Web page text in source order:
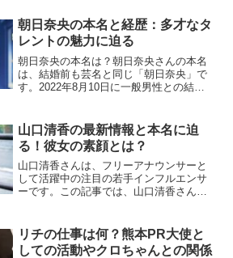
朝日奈央の本名と経歴：多才なタ
レントの魅力に迫る
朝日奈央の本名は？朝日奈央さんの本名
は、結婚前も芸名と同じ「朝日奈央」で
す。2022年8月10日に一般男性との結婚
ては多くの情報はありませんが、朝日さ
んは自身のブログや...
山口清香の最新情報と本名に迫
る！彼女の素顔とは？
山口清香さんは、フリーアナウンサーと
して活躍中の注目の若手インフルエンサ
ーです。この記事では、山口清香さんの
の本名は、「山口清香（やまぐちさや
か）」です。現在、彼女はセ...
リチの仕事は何？熊本PR大使と
しての活動やクロちゃんとの関係